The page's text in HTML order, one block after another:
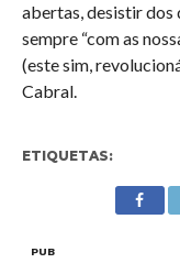
abertas, desistir dos
sempre “com as
(este sim,
Cabral.
ETIQUETAS:
PUB